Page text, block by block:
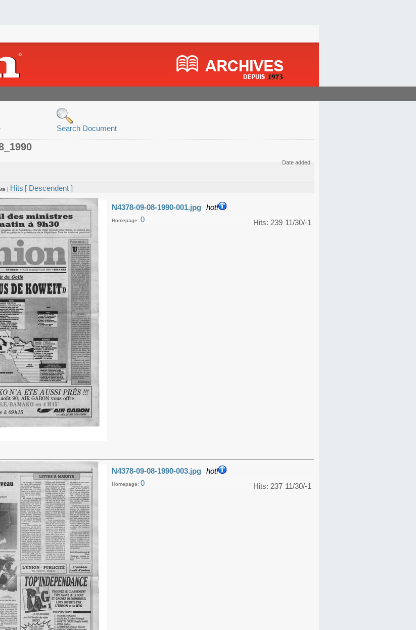
Search Document
Date added
| Hits [ Descendent ]
N4378-09-08-1990-001.jpg hot!
11/30/-1
Hits: 239
Homepage: 0
N4378-09-08-1990-003.jpg hot!
11/30/-1
Hits: 237
Homepage: 0